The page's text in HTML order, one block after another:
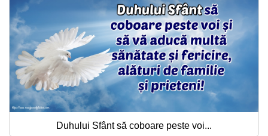
Duhului Sfânt să coboare peste voi...